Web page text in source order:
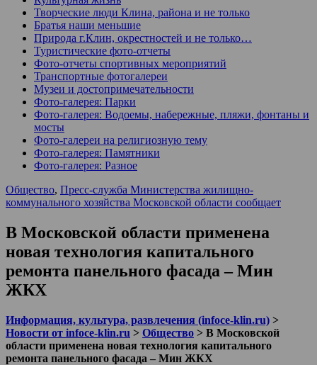
Творческие люди Клина, района и не только
Братья наши меньшие
Природа г.Клин, окрестностей и не только…
Туристические фото-отчеты
Фото-отчеты спортивных мероприятий
Транспортные фотогалереи
Музеи и достопримечательности
Фото-галерея: Парки
Фото-галерея: Водоемы, набережные, пляжи, фонтаны и
мосты
Фото-галереи на религиозную тему
Фото-галерея: Памятники
Фото-галерея: Разное
Общество, Пресс-служба Министерства жилищно-
коммунального хозяйства Московской области сообщает
В Московской области применена
новая технология капитального
ремонта панельного фасада – Мин
ЖКХ
Информация, культура, развлечения (infoce-klin.ru) >
Новости от infoce-klin.ru > Общество > В Московской
области применена новая технология капитального
ремонта панельного фасада – Мин ЖКХ